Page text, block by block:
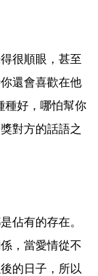
很順眼，甚至
還會喜歡在他
種好，哪怕幫你
對方的話語之
佔有的存在。
，當愛情從不
的日子，所以